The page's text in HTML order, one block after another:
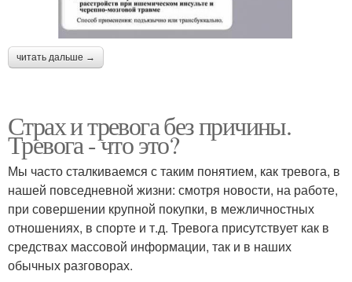
читать дальше →
Страх и тревога без причины.
Тревога - что это?
Мы часто сталкиваемся с таким понятием, как тревога, в
нашей повседневной жизни: смотря новости, на работе,
при совершении крупной покупки, в межличностных
отношениях, в спорте и т.д. Тревога присутствует как в
средствах массовой информации, так и в наших
обычных разговорах.